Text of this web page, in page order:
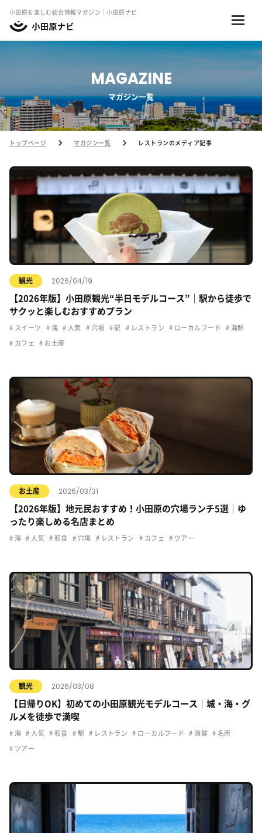
小田原を楽しむ総合情報マガジン｜小田原ナビ
MAGAZINE
マガジン一覧
トップページ マガジン一覧 レストランのメディア記事
観光 2026/04/19
【2026年版】小田原観光“半日モデルコース”｜駅から徒歩で
サクッと楽しむおすすめプラン
スイーツ 海 人気 穴場 駅 レストラン ローカルフード 海鮮
カフェ お土産
お土産 2026/03/31
【2026年版】地元民おすすめ！小田原の穴場ランチ5選｜ゆ
ったり楽しめる名店まとめ
海 人気 和食 穴場 レストラン カフェ ツアー
観光 2026/03/08
【日帰りOK】初めての小田原観光モデルコース｜城・海・グ
ルメを徒歩で満喫
海 人気 和食 駅 レストラン ローカルフード 海鮮 名所
ツアー